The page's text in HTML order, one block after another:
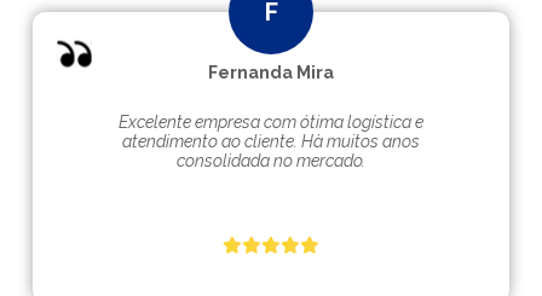
Fernanda Mira
Excelente empresa com ótima logística e
atendimento ao cliente. Hà muitos anos
consolidada no mercado.